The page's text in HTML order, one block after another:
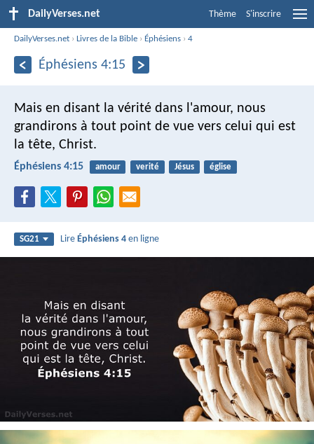
DailyVerses.net Thème S'inscrire
DailyVerses.net ›Livres de la Bible › Éphésiens ›4
Éphésiens 4:15
Mais en disant la vérité dans l'amour, nous
grandirons à tout point de vue vers celui qui est
la tête, Christ.
Éphésiens 4:15 amour verité Jésus église
SG21 LireÉphésiens 4 en ligne